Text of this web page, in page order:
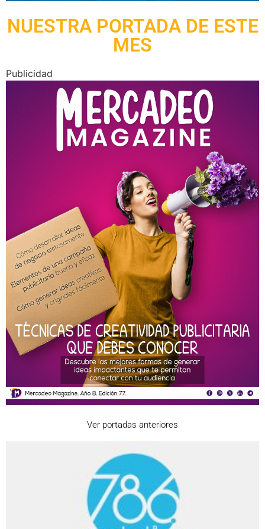
NUESTRA PORTADA DE ESTE
MES
Publicidad
Ver portadas anteriores